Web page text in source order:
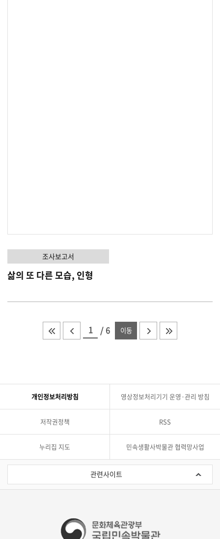
조사보고서
삶의 또 다른 모습, 인형
처음 목록으로 이동
이전 목록으로 이동
/
총 페이지
6 이동 다음 목록으로 이동
마지막 목록으
개인정보처리방침 영상정보처리기기 운영·관리 방침
저작권정책 RSS
누리집 지도 민속생활사박물관 협력망사업
관
이
관련사이트